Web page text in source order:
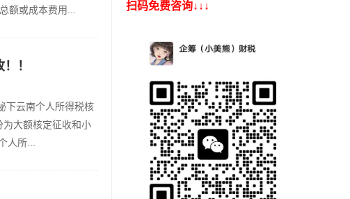
扫码免费咨询↓↓↓
额或成本费用...
！
下云南个人所得税核
大额核定征收和小
人所...